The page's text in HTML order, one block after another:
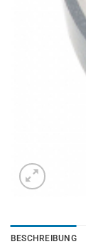
BESCHREIBUNG